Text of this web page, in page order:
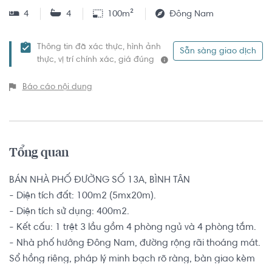
4 4 100m² Đông Nam
Thông tin đã xác thực, hình ảnh
thực, vị trí chính xác, giá đúng
Sẵn sàng giao dịch
Báo cáo nội dung
Tổng quan
BÁN NHÀ PHỐ ĐƯỜNG SỐ 13A, BÌNH TÂN
- Diện tích đất: 100m2 (5mx20m).
- Diện tích sử dụng: 400m2.
- Kết cấu: 1 trệt 3 lầu gồm 4 phòng ngủ và 4 phòng tắm.
- Nhà phố hướng Đông Nam, đường rộng rãi thoáng mát.
Sổ hồng riêng, pháp lý minh bạch rõ ràng, bàn giao kèm